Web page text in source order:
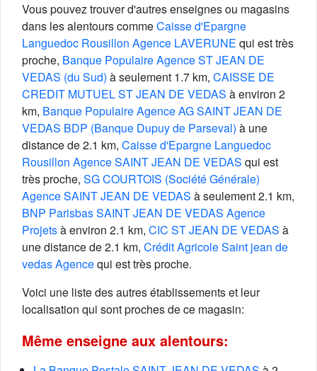
Vous pouvez trouver d'autres enseignes ou magasins
dans les alentours commeCaisse d'Epargne
Languedoc Rousillon Agence LAVERUNE qui est très
proche, Banque Populaire Agence ST JEAN DE
VEDAS (du Sud) à seulement 1.7 km, CAISSE DE
CREDIT MUTUEL ST JEAN DE VEDAS à environ 2
km, Banque Populaire Agence AG SAINT JEAN DE
VEDAS BDP (Banque Dupuy de Parseval) à une
distance de 2.1 km, Caisse d'Epargne Languedoc
Rousillon Agence SAINT JEAN DE VEDAS qui est
très proche, SG COURTOIS (Société Générale)
Agence SAINT JEAN DE VEDAS à seulement 2.1 km,
BNP Parisbas SAINT JEAN DE VEDAS Agence
Projetsà environ 2.1 km, CIC ST JEAN DE VEDAS à
une distance de 2.1 km, Crédit Agricole Saint jean de
vedas Agencequi est très proche.
Voici une liste des autres établissements et leur
localisation qui sont proches de ce magasin:
Même enseigne aux alentours: